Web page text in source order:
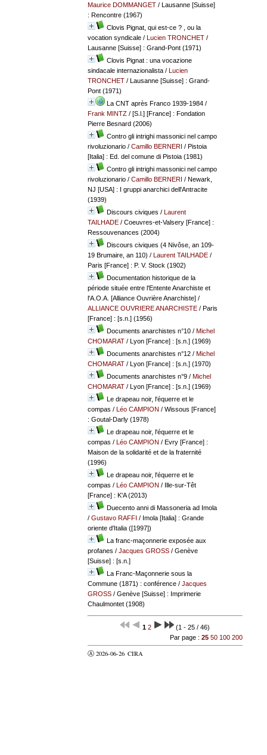
Maurice DOMMANGET/ Lausanne [Suisse]
: Rencontre (1967)
Clovis Pignat, qui est-ce ? , ou la
vocation syndicale/ Lucien TRONCHET/
Lausanne [Suisse] : Grand-Pont (1971)
Clovis Pignat : una vocazione
sindacale internazionalista/ Lucien
TRONCHET/ Lausanne [Suisse] : Grand-
Pont (1971)
La CNT après Franco 1939-1984/
Frank MINTZ/ [S.l.] [France] : Fondation
Pierre Besnard (2006)
Contro gli intrighi massonici nel campo
rivoluzionario/ Camillo BERNERI / Pistoia
[Italia] : Ed. del comune di Pistoia (1981)
Contro gli intrighi massonici nel campo
rivoluzionario/ Camillo BERNERI / Newark,
NJ [USA] : I gruppi anarchici dell'Antracite
(1939)
Discours civiques / Laurent
TAILHADE/ Coeuvres-et-Valsery [France] :
Ressouvenances (2004)
Discours civiques (4 Nivôse, an 109-
19 Brumaire, an 110) / Laurent TAILHADE/
Paris [France] : P. V. Stock (1902)
Documentation historique de la
période située entre l'Entente Anarchiste et
l'A.O.A. [Alliance Ouvrière Anarchiste]/
ALLIANCE OUVRIERE ANARCHISTE/ Paris
[France] : [s.n.] (1956)
Documents anarchistes n°10/ Michel
CHOMARAT/ Lyon [France] : [s.n.] (1969)
Documents anarchistes n°12/ Michel
CHOMARAT/ Lyon [France] : [s.n.] (1970)
Documents anarchistes n°9/ Michel
CHOMARAT/ Lyon [France] : [s.n.] (1969)
Le drapeau noir, l'équerre et le
compas / Léo CAMPION / Wissous [France]
: Goutal-Darly (1978)
Le drapeau noir, l'équerre et le
compas / Léo CAMPION / Evry [France] :
Maison de la solidarité et de la fraternité
(1996)
Le drapeau noir, l'équerre et le
compas / Léo CAMPION / Ille-sur-Têt
[France] : K'A (2013)
Duecento anni di Massoneria ad Imola
/ Gustavo RAFFI / Imola [Italia] : Grande
oriente d'Italia ([1997])
La franc-maçonnerie exposée aux
profanes / Jacques GROSS/ Genève
[Suisse] : [s.n.]
La Franc-Maçonnerie sous la
Commune (1871) : conférence/ Jacques
GROSS/ Genève [Suisse] : Imprimerie
Chaulmontet (1908)
1 2
(1 - 25 / 46)
Par page : 25 50 100 200
Ⓐ 2026-06-26 CIRA